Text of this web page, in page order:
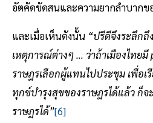
อัตคัดขัดสนและความยากลำบากข
และเมื่อเห็นดังนั้น “ปรีดีจึงระลึก
เหตุการณ์ต่างๆ … ว่าถ้าเมืองไทย
ราษฎรเลือกผู้แทนไปประชุม เพื่อเ
ทุกข์บำรุงสุขของราษฎรได้แล้ว ก็จ
ราษฎรได้”[6]